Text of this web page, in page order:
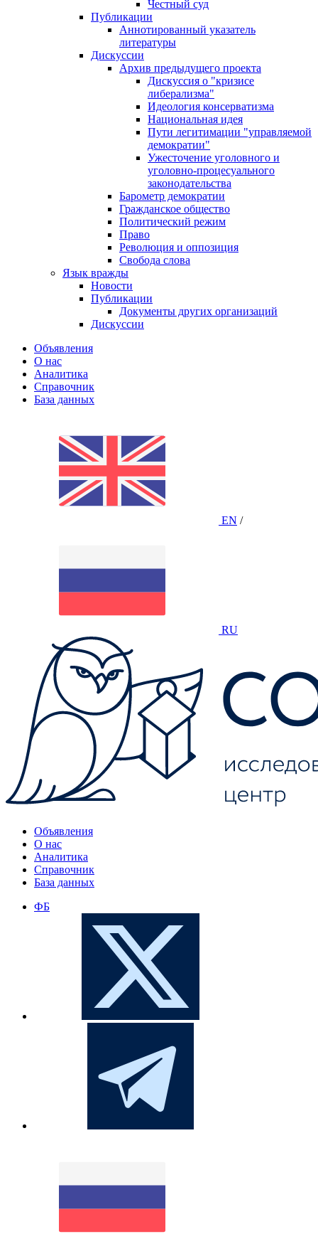
Честный суд
Публикации
Аннотированный указатель
литературы
Дискуссии
Архив предыдущего проекта
Дискуссия о "кризисе
либерализма"
Идеология консерватизма
Национальная идея
Пути легитимации "управляемой
демократии"
Ужесточение уголовного и
уголовно-процесуального
законодательства
Барометр демократии
Гражданское общество
Политический режим
Право
Революция и оппозиция
Свобода слова
Язык вражды
Новости
Публикации
Документы других организаций
Дискуссии
Объявления
О нас
Аналитика
Справочник
База данных
EN /
RU
Объявления
О нас
Аналитика
Справочник
База данных
ФБ